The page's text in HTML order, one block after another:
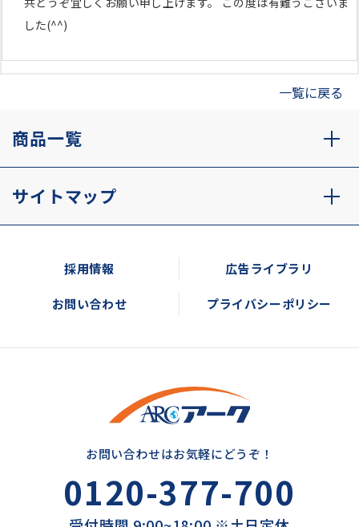
した(^^)
一覧に戻る
商品一覧
サイトマップ
採用情報 広告ライブラリ
お問い合わせ プライバシーポリシー
お問い合わせはお気軽にどうぞ！
0120-377-700